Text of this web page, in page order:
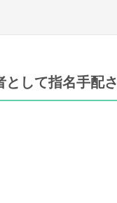
して指名手配